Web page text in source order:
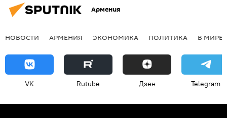
Армения
НОВОСТИ АРМЕНИЯ ЭКОНОМИКА ПОЛИТИКА В МИРЕ
VK Rutube Дзен Telegram